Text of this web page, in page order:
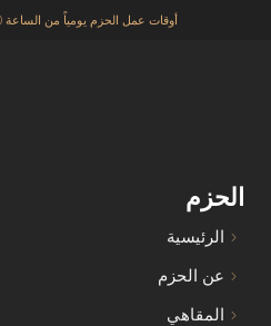
أوقات عمل الحزم يومياً من الساعة 09:00 صباحاً حتى 01:00 فجرا
الحزم
الرئيسية
عن الحزم
المقاهي